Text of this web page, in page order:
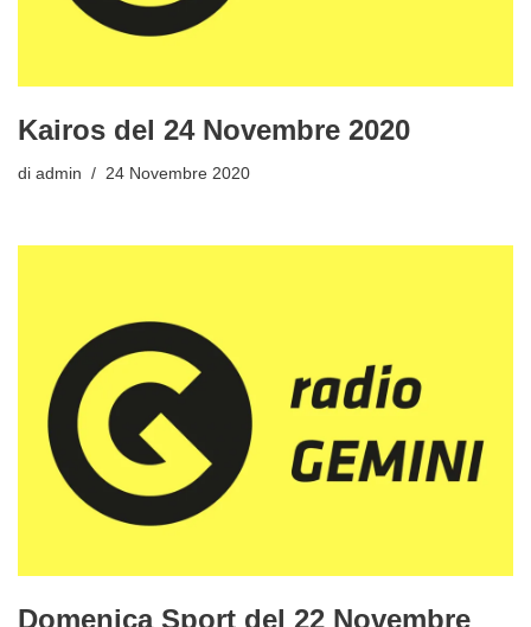
Kairos del 24 Novembre 2020
di admin 24 Novembre 2020
Domenica Sport del 22 Novembre